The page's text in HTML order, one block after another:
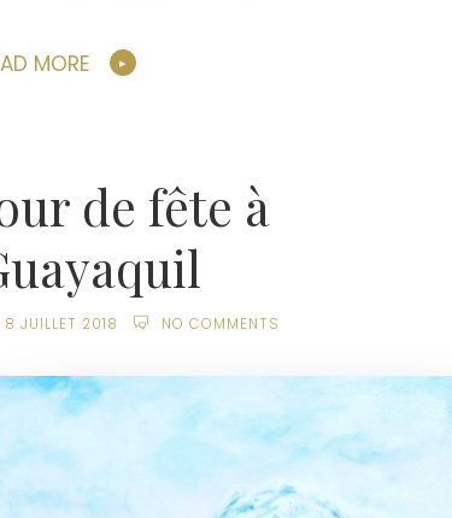
MORE
de fête à
8 JUILLET 2018 NO COMMENTS